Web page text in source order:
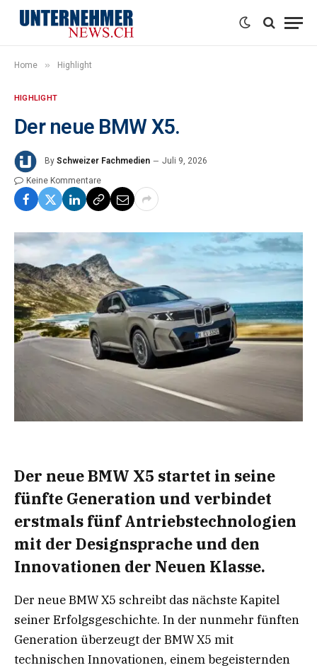
Home » Highlight
HIGHLIGHT
Der neue BMW X5.
By Schweizer Fachmedien
Juli 9, 2026
Keine Kommentare
Der neue BMW X5 startet in seine
fünfte Generation und verbindet
erstmals fünf Antriebstechnologien
mit der Designsprache und den
Innovationen der Neuen Klasse.
Der neue BMW X5 schreibt das nächste Kapitel
seiner Erfolgsgeschichte. In der nunmehr fünften
Generation überzeugt der BMW X5 mit
technischen Innovationen, einem begeisternden